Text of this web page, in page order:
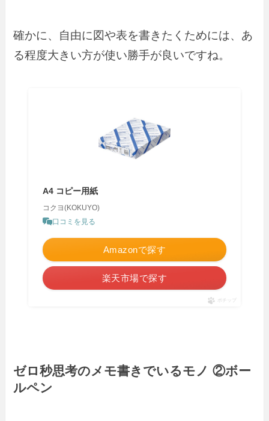
確かに、自由に図や表を書きたくためには、あ
る程度大きい方が使い勝手が良いですね。
A4 コピー用紙
コクヨ(KOKUYO)
口コミを見る
Amazonで探す
楽天市場で探す
ポチップ
ゼロ秒思考のメモ書きでいるモノ ②ボー
ルペン